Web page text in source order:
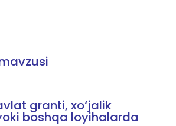
granti, xo‘jalik
boshqa loyihalarda